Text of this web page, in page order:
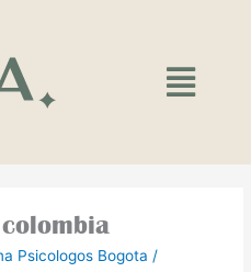
Main
Menu
Psicologos Bogota /